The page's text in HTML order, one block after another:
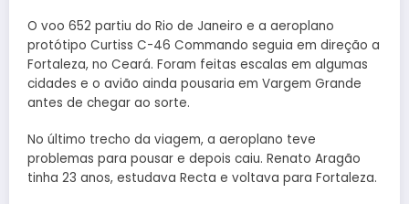
O voo 652 partiu do Rio de Janeiro e a aeroplano
protótipo Curtiss C-46 Commando seguia em direção a
Fortaleza, no Ceará. Foram feitas escalas em algumas
cidades e o avião ainda pousaria em Vargem Grande
antes de chegar ao sorte.
No último trecho da viagem, a aeroplano teve
problemas para pousar e depois caiu. Renato Aragão
tinha 23 anos, estudava Recta e voltava para Fortaleza.